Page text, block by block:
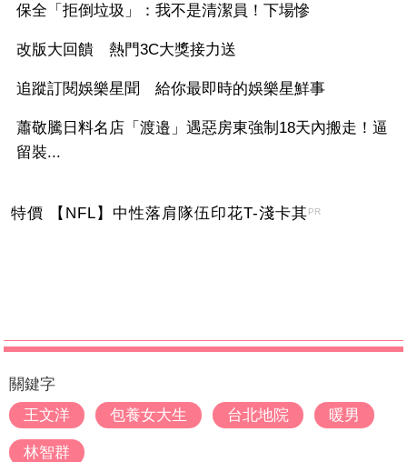
保全「拒倒垃圾」：我不是清潔員！下場慘
改版大回饋 熱門3C大獎接力送
追蹤訂閱娛樂星聞 給你最即時的娛樂星鮮事
蕭敬騰日料名店「渡邉」遇惡房東強制18天內搬走！逼
留裝...
特價 【NFL】中性落肩隊伍印花T-淺卡其PR
關鍵字
王文洋
包養女大生 台北地院 暖男
林智群